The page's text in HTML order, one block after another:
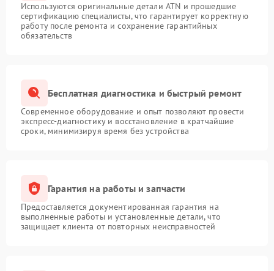
Используются оригинальные детали ATN и прошедшие
сертификацию специалисты, что гарантирует корректную
работу после ремонта и сохранение гарантийных
обязательств
Бесплатная диагностика и быстрый ремонт
Современное оборудование и опыт позволяют провести
экспресс-диагностику и восстановление в кратчайшие
сроки, минимизируя время без устройства
Гарантия на работы и запчасти
Предоставляется документированная гарантия на
выполненные работы и установленные детали, что
защищает клиента от повторных неисправностей